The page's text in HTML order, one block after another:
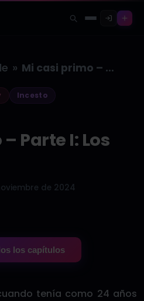
» Mi casi primo – Parte I:…
Incesto
Parte I: Los
de 2024
los capítulos
tenía como 24 años